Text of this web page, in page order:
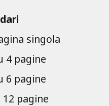
singola
4 pagine
6 pagine
pagine